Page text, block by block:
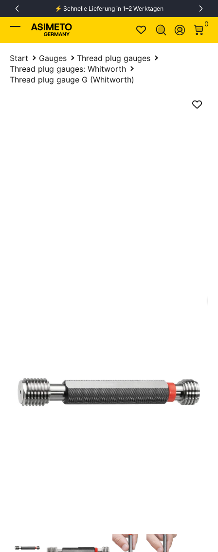
Skip to Content ⚡️ Schnelle Lieferung in 1–2 Werktagen
Log In
0
0
Start Gauges
Thread plug gauges
Thread plug gauges: Whitworth
Thread plug gauge G (Whitworth)